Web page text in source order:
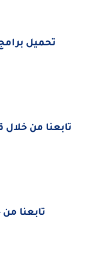
تحميل
تابعنا من خلال
تابعنا من